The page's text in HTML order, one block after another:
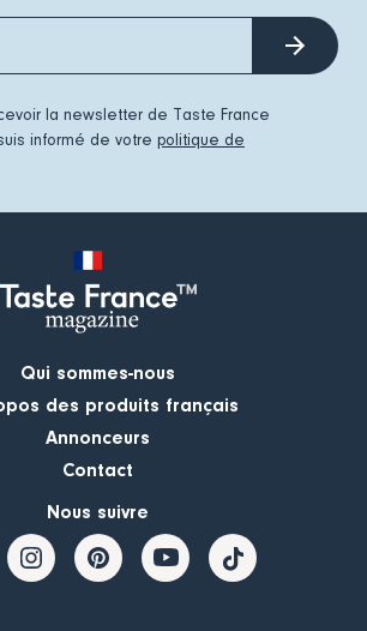
la newsletter de Taste France
informé de votre politique de
Qui sommes-nous
des produits français
Annonceurs
Contact
Nous suivre